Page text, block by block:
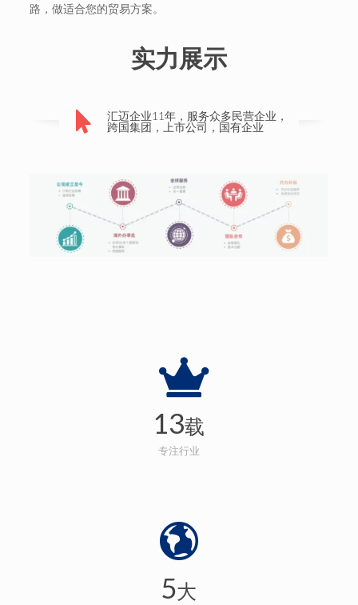
路，做适合您的贸易方案。
实力展示
汇迈企业11年，服务众多民营企业，
跨国集团，上市公司，国有企业
13载
专注行业
5大